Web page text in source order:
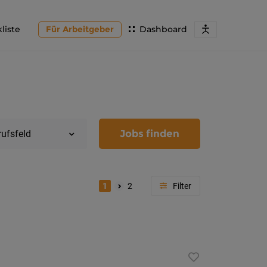
Dashboard
Für Arbeitgeber
Jobs finden
1 2